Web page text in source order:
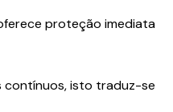
proteção imediata
contínuos, isto traduz-se